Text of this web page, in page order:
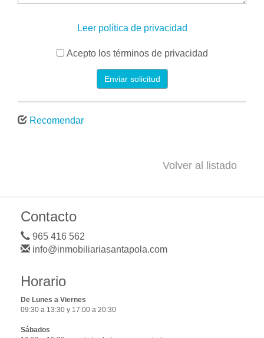
Leer política de privacidad
Acepto los términos de privacidad
Enviar solicitud
Recomendar
Volver al listado
Contacto
965 416 562
info@inmobiliariasantapola.com
Horario
De Lunes a Viernes
09:30 a 13:30 y 17:00 a 20:30
Sábados